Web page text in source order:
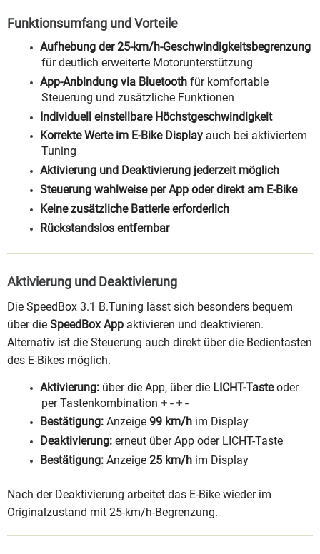
Funktionsumfang und Vorteile
Aufhebung der 25-km/h-Geschwindigkeitsbegrenzung
für deutlich erweiterte Motorunterstützung
App-Anbindung via Bluetooth für komfortable
Steuerung und zusätzliche Funktionen
Individuell einstellbare Höchstgeschwindigkeit
Korrekte Werte im E-Bike Display auch bei aktiviertem
Tuning
Aktivierung und Deaktivierung jederzeit möglich
Steuerung wahlweise per App oder direkt am E-Bike
Keine zusätzliche Batterie erforderlich
Rückstandslos entfernbar
Aktivierung und Deaktivierung
Die SpeedBox 3.1 B.Tuning lässt sich besonders bequem
über die SpeedBox App aktivieren und deaktivieren.
Alternativ ist die Steuerung auch direkt über die Bedientasten
des E-Bikes möglich.
Aktivierung: über die App, über die LICHT-Tasteoder
per Tastenkombination + - + -
Bestätigung: Anzeige 99 km/h im Display
Deaktivierung: erneut über App oder LICHT-Taste
Bestätigung: Anzeige 25 km/h im Display
Nach der Deaktivierung arbeitet das E-Bike wieder im
Originalzustand mit 25-km/h-Begrenzung.